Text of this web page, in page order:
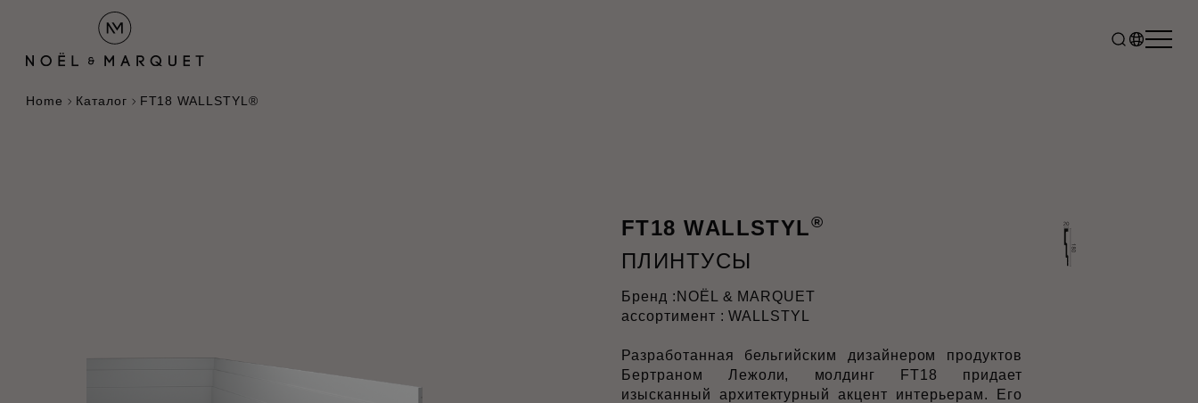
Home Каталог FT18 WALLSTYL®
FT18 WALLSTYL®
ПЛИНТУСЫ
Бренд : NOËL & MARQUET
ассортимент : WALLSTYL
Разработанная бельгийским дизайнером продуктов
Бертраном Лежоли, молдинг FT18 придает
изысканный архитектурный акцент интерьерам. Его